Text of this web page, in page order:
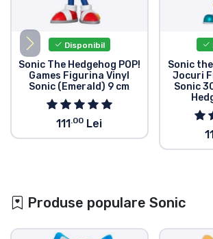
Disponibil
Sonic The Hedgehog POP!
Games Figurina Vinyl
Sonic (Emerald) 9 cm
111 .00 Lei
Sonic
Jocuri
Sonic
Produse populare Sonic